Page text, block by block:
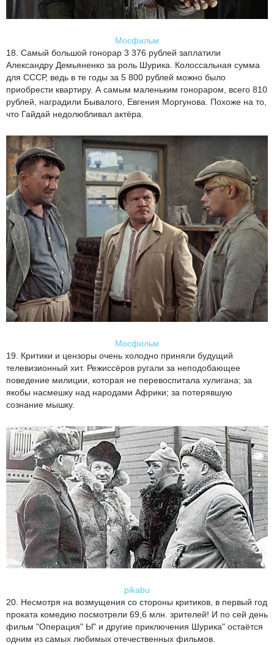
Мосфильм
18. Самый большой гонорар 3 376 рублей заплатили
Александру Демьяненко за роль Шурика. Колоссальная сумма
для СССР, ведь в те годы за 5 800 рублей можно было
приобрести квартиру. А самым маленьким гонораром, всего 810
рублей, наградили Бывалого, Евгения Моргунова. Похоже на то,
что Гайдай недолюбливал актёра.
Мосфильм
19. Критики и цензоры очень холодно приняли будущий
телевизионный хит. Режиссёров ругали за неподобающее
поведение милиции, которая не перевоспитала хулигана; за
якобы насмешку над народами Африки; за потерявшую
сознание мышку.
pikabu
20. Несмотря на возмущения со стороны критиков, в первый год
проката комедию посмотрели 69,6 млн. зрителей! И по сей день
фильм "Операция" Ы" и другие приключения Шурика" остаётся
одним из самых любимых отечественных фильмов.